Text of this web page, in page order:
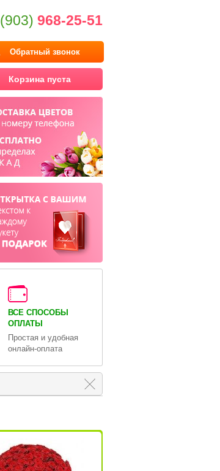
968-25-51
Обратный звонок
Корзина пуста
ВСЕ СПОСОБЫ
ОПЛАТЫ
Простая и удобная
онлайн-оплата